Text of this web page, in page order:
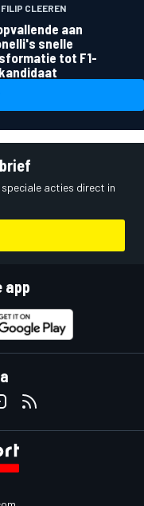
FILIP CLEEREN
aan
snelle
tot F1-
acties direct in
app